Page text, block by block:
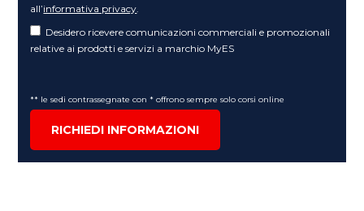
all’informativa privacy.
Desidero ricevere comunicazioni commerciali e promozionali
relative ai prodotti e servizi a marchio MyES
** le sedi contrassegnate con * offrono sempre solo corsi online
RICHIEDI INFORMAZIONI